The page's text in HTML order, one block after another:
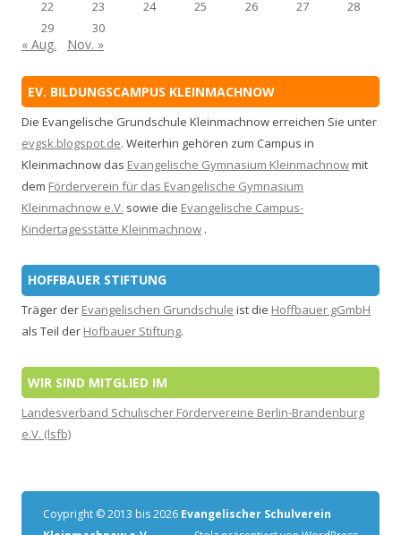
22
23 24 25 26 27
28
29
30
« Aug. Nov. »
EV. BILDUNGSCAMPUS KLEINMACHNOW
Die Evangelische Grundschule Kleinmachnow erreichen Sie unter
evgsk.blogspot.de. Weiterhin gehören zum Campus in
Kleinmachnow das Evangelische Gymnasium Kleinmachnowmit
dem Förderverein für das Evangelische Gymnasium
Kleinmachnow e.V. sowie die Evangelische Campus-
Kindertagesstätte Kleinmachnow .
HOFFBAUER STIFTUNG
Träger der Evangelischen Grundschule ist die Hoffbauer gGmbH
als Teil der Hofbauer Stiftung.
WIR SIND MITGLIED IM
Landesverband Schulischer Fördervereine Berlin-Brandenburg
e.V. (lsfb)
Coypright © 2013 bis 2026 Evangelischer Schulverein